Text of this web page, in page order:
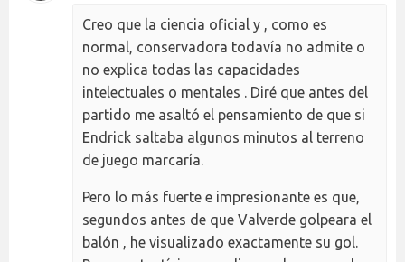
Creo que la ciencia oficial y , como es
normal, conservadora todavía no admite o
no explica todas las capacidades
intelectuales o mentales . Diré que antes del
partido me asaltó el pensamiento de que si
Endrick saltaba algunos minutos al terreno
de juego marcaría.
Pero lo más fuerte e impresionante es que,
segundos antes de que Valverde golpeara el
balón , he visualizado exactamente su gol.